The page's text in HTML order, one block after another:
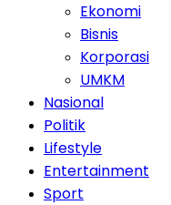
Ekonomi
Bisnis
Korporasi
UMKM
Nasional
Politik
Lifestyle
Entertainment
Sport